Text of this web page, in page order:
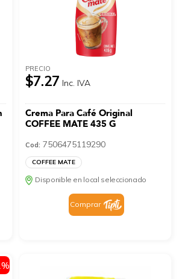
PRECIO
$7.27 Inc. IVA
Crema Para Café Original
COFFEE MATE 435 G
Cod: 7506475119290
COFFEE MATE
Disponible en local seleccionado
Comprar